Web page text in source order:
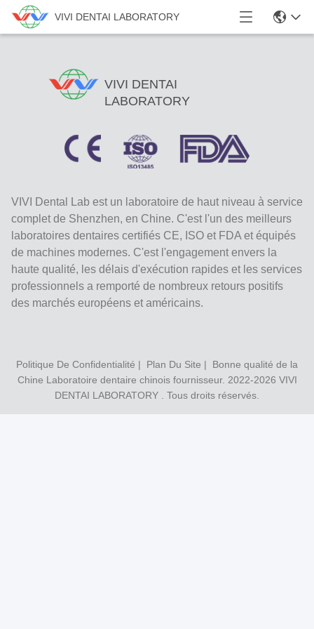
VIVI DENTAI LABORATORY
VIVI DENTAI
LABORATORY
VIVI Dental Lab est un laboratoire de haut niveau à service
complet de Shenzhen, en Chine. C'est l'un des meilleurs
laboratoires dentaires certifiés CE, ISO et FDA et équipés
de machines modernes. C'est l'engagement envers la
haute qualité, les délais d'exécution rapides et les services
professionnels a remporté de nombreux retours positifs
des marchés européens et américains.
Politique De Confidentialité | Plan Du Site | Bonne qualité de la
Chine Laboratoire dentaire chinois fournisseur. 2022-2026 VIVI
DENTAI LABORATORY . Tous droits réservés.